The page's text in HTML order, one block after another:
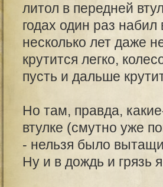
литол в передней
годах один раз
несколько лет даже
крутится легко,
пусть и дальше
Но там, правда,
втулке (смутно уже
- нельзя было
Ну и в дождь и грязь